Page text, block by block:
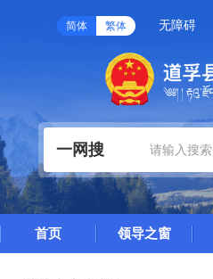
简体 繁体 无障碍
一网搜
首页 领导之窗